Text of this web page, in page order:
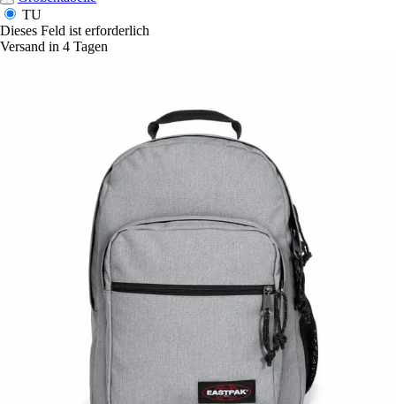
TU
Dieses Feld ist erforderlich
Versand in 4 Tagen